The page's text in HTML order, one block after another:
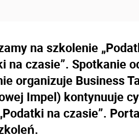
na szkolenie
na czasie”. Spotkanie
organizuje Business
Impel) kontynuuje
na czasie”.